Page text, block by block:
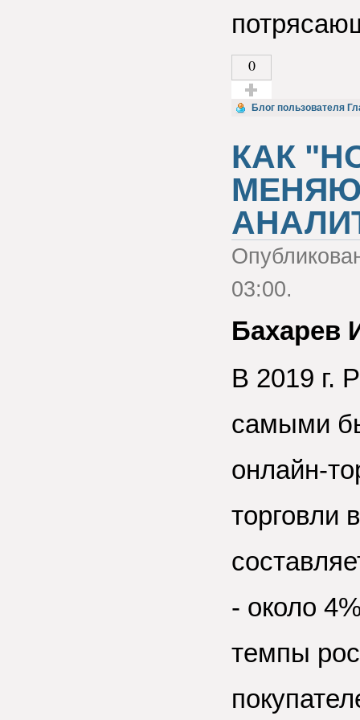
0
Голос за!
Блог пользователя
КАК
03:00.
Бахарев
В 2019 г.
самыми
онлайн-
торговли
- около
темпы